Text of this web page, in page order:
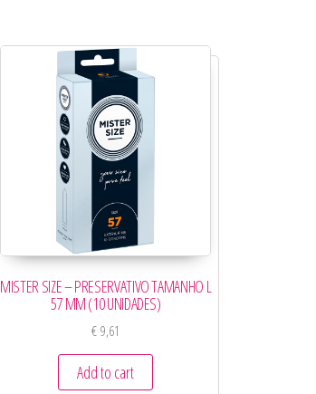
MISTER SIZE – PRESERVATIVO TAMANHO L
57 MM (10 UNIDADES)
€9,61
Add to cart